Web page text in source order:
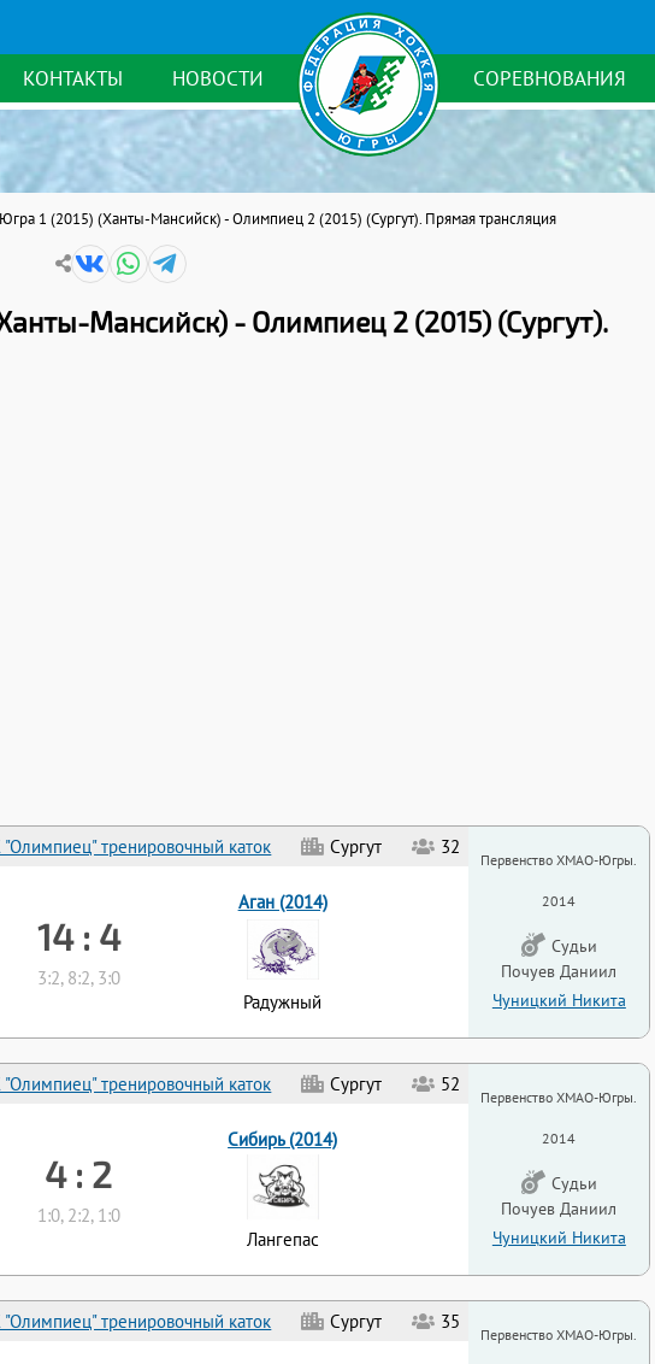
КОНТАКТЫ НОВОСТИ СОРЕВНОВАНИЯ
1 (2015) (Ханты-Мансийск) - Олимпиец 2 (2015) (Сургут). Прямая трансляция
Мансийск) - Олимпиец 2 (2015) (Сургут).
"Олимпиец" тренировочный каток Сургут 32
14 : 4
3:2, 8:2, 3:0
Аган (2014)
Радужный
Первенство ХМАО-Югры.
2014
Судьи
Почуев Даниил
Чуницкий Никита
"Олимпиец" тренировочный каток Сургут 52
4 : 2
1:0, 2:2, 1:0
Сибирь (2014)
Лангепас
Первенство ХМАО-Югры.
2014
Судьи
Почуев Даниил
Чуницкий Никита
"Олимпиец" тренировочный каток Сургут 35
Первенство ХМАО-Югры.